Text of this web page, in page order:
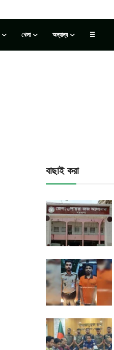
খেলা অন্যান্য ☰
বাছাই করা